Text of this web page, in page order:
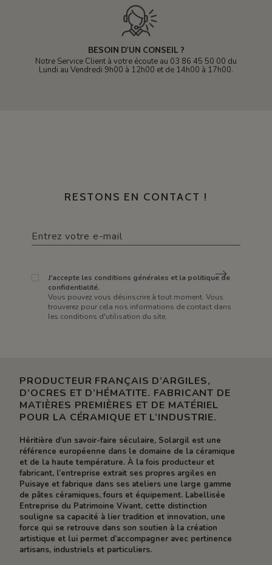
BESOIN D'UN CONSEIL ?
Notre Service Client à votre écoute au 03 86 45 50 00 du
Lundi au Vendredi 9h00 à 12h00 et de 14h00 à 17h00.
RESTONS EN CONTACT !
J'accepte les conditions générales et la politique de
confidentialité.
Vous pouvez vous désinscrire à tout moment. Vous
trouverez pour cela nos informations de contact dans
les conditions d'utilisation du site.
PRODUCTEUR FRANÇAIS D’ARGILES,
D’OCRES ET D’HÉMATITE. FABRICANT DE
MATIÈRES PREMIÈRES ET DE MATÉRIEL
POUR LA CÉRAMIQUE ET L’INDUSTRIE.
Héritière d’un savoir-faire séculaire, Solargil est une
référence européenne dans le domaine de la céramique
et de la haute température. À la fois producteur et
fabricant, l’entreprise extrait ses propres argiles en
Puisaye et fabrique dans ses ateliers une large gamme
de pâtes céramiques, fours et équipement. Labellisée
Entreprise du Patrimoine Vivant, cette distinction
souligne sa capacité à lier tradition et innovation, une
force qui se retrouve dans son soutien à la création
artistique et lui permet d’accompagner avec pertinence
artisans, industriels et particuliers.